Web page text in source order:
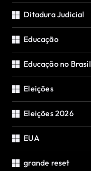
Ditadura Judicial
Educação
Educação no Brasil
Eleições
Eleições 2026
EUA
grande reset